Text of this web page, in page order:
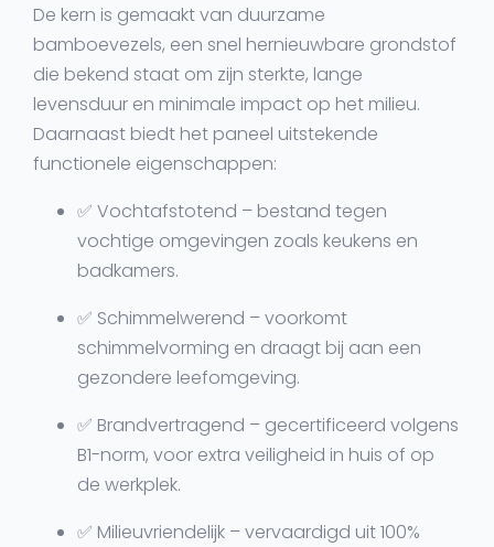
De kern is gemaakt van duurzame
bamboevezels, een snel hernieuwbare grondstof
die bekend staat om zijn sterkte, lange
levensduur en minimale impact op het milieu.
Daarnaast biedt het paneel uitstekende
functionele eigenschappen:
✅ Vochtafstotend – bestand tegen
vochtige omgevingen zoals keukens en
badkamers.
✅ Schimmelwerend – voorkomt
schimmelvorming en draagt bij aan een
gezondere leefomgeving.
✅ Brandvertragend – gecertificeerd volgens
B1-norm, voor extra veiligheid in huis of op
de werkplek.
✅ Milieuvriendelijk – vervaardigd uit 100%